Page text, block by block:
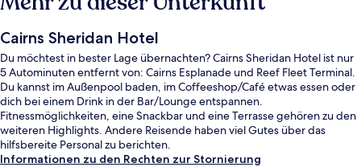
Cairns Sheridan Hotel
Du möchtest in bester Lage übernachten? Cairns Sheridan Hotel ist nur
5 Autominuten entfernt von: Cairns Esplanade und Reef Fleet Terminal.
Du kannst im Außenpool baden, im Coffeeshop/Café etwas essen oder
dich bei einem Drink in der Bar/Lounge entspannen.
Fitnessmöglichkeiten, eine Snackbar und eine Terrasse gehören zu den
weiteren Highlights. Andere Reisende haben viel Gutes über das
hilfsbereite Personal zu berichten.
Informationen zu den Rechten zur Stornierung